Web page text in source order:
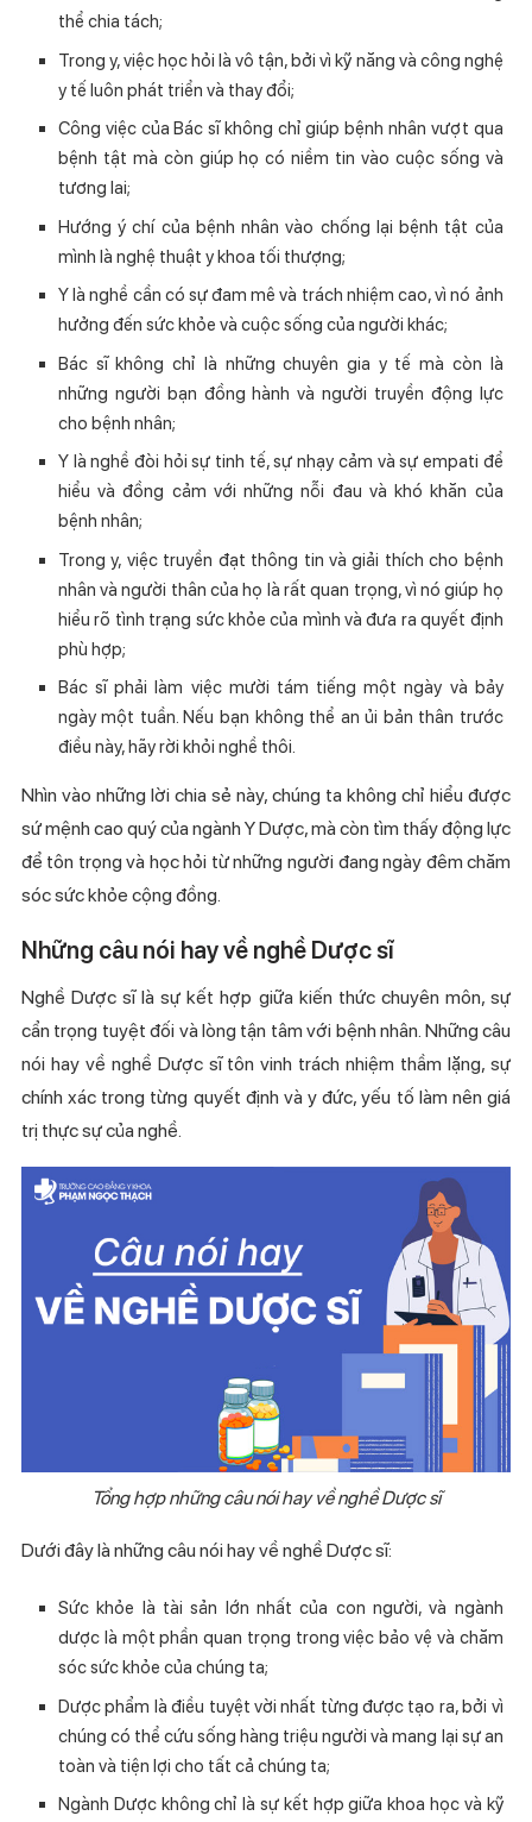
thể chia tách;
Trong y, việc học hỏi là vô tận, bởi vì kỹ năng và công nghệ
y tế luôn phát triển và thay đổi;
Công việc của Bác sĩ không chỉ giúp bệnh nhân vượt qua
bệnh tật mà còn giúp họ có niềm tin vào cuộc sống và
tương lai;
Hướng ý chí của bệnh nhân vào chống lại bệnh tật của
mình là nghệ thuật y khoa tối thượng;
Y là nghề cần có sự đam mê và trách nhiệm cao, vì nó ảnh
hưởng đến sức khỏe và cuộc sống của người khác;
Bác sĩ không chỉ là những chuyên gia y tế mà còn là
những người bạn đồng hành và người truyền động lực
cho bệnh nhân;
Y là nghề đòi hỏi sự tinh tế, sự nhạy cảm và sự empati để
hiểu và đồng cảm với những nỗi đau và khó khăn của
bệnh nhân;
Trong y, việc truyền đạt thông tin và giải thích cho bệnh
nhân và người thân của họ là rất quan trọng, vì nó giúp họ
hiểu rõ tình trạng sức khỏe của mình và đưa ra quyết định
phù hợp;
Bác sĩ phải làm việc mười tám tiếng một ngày và bảy
ngày một tuần. Nếu bạn không thể an ủi bản thân trước
điều này, hãy rời khỏi nghề thôi.
Nhìn vào những lời chia sẻ này, chúng ta không chỉ hiểu được
sứ mệnh cao quý của ngành Y Dược, mà còn tìm thấy động lực
để tôn trọng và học hỏi từ những người đang ngày đêm chăm
sóc sức khỏe cộng đồng.
Những câu nói hay về nghề Dược sĩ
Nghề Dược sĩ là sự kết hợp giữa kiến thức chuyên môn, sự
cẩn trọng tuyệt đối và lòng tận tâm với bệnh nhân. Những câu
nói hay về nghề Dược sĩ tôn vinh trách nhiệm thầm lặng, sự
chính xác trong từng quyết định và y đức, yếu tố làm nên giá
trị thực sự của nghề.
Tổng hợp những câu nói hay về nghề Dược sĩ
Dưới đây là những câu nói hay về nghề Dược sĩ:
Sức khỏe là tài sản lớn nhất của con người, và ngành
dược là một phần quan trọng trong việc bảo vệ và chăm
sóc sức khỏe của chúng ta;
Dược phẩm là điều tuyệt vời nhất từng được tạo ra, bởi vì
chúng có thể cứu sống hàng triệu người và mang lại sự an
toàn và tiện lợi cho tất cả chúng ta;
Ngành Dược không chỉ là sự kết hợp giữa khoa học và kỹ